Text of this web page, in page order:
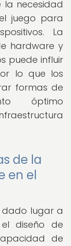
necesidad
juego para
La
hardware y
puede influir
lo que los
formas de
óptimo
de la
en el
dado lugar a
diseño de
de